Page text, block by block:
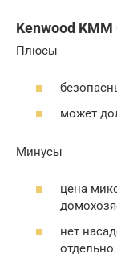
Kenwood KMM
Плюсы
может
Минусы
цена
нет
отдельно